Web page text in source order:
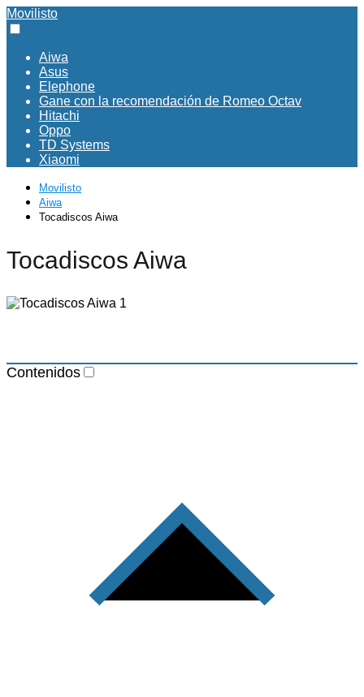
Movilisto
Aiwa
Asus
Elephone
Gane con la recomendación de Romeo Octav
Hitachi
Oppo
TD Systems
Xiaomi
Movilisto
Aiwa
Tocadiscos Aiwa
Tocadiscos Aiwa
Contenidos